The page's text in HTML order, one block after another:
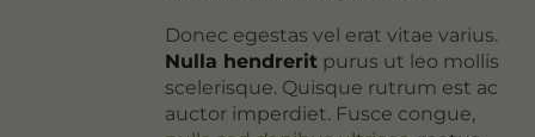
Donec egestas vel erat vitae varius.
Nulla hendreritpurus ut leo mollis
scelerisque. Quisque rutrum est ac
auctor imperdiet. Fusce congue,